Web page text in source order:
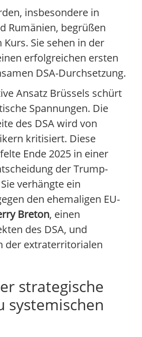
insbesondere in
Rumänien, begrüßen
Sie sehen in der
erfolgreichen ersten
DSA-Durchsetzung.
Ansatz Brüssels schürt
Spannungen. Die
des DSA wird von
kritisiert. Diese
Ende 2025 in einer
der Trump-
verhängte ein
den ehemaligen EU-
Breton, einen
des DSA, und
der extraterritorialen
strategische
systemischen